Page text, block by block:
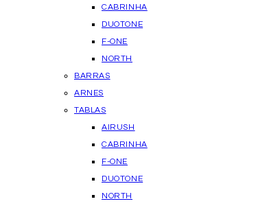
CABRINHA
DUOTONE
F-ONE
NORTH
BARRAS
ARNES
TABLAS
AIRUSH
CABRINHA
F-ONE
DUOTONE
NORTH